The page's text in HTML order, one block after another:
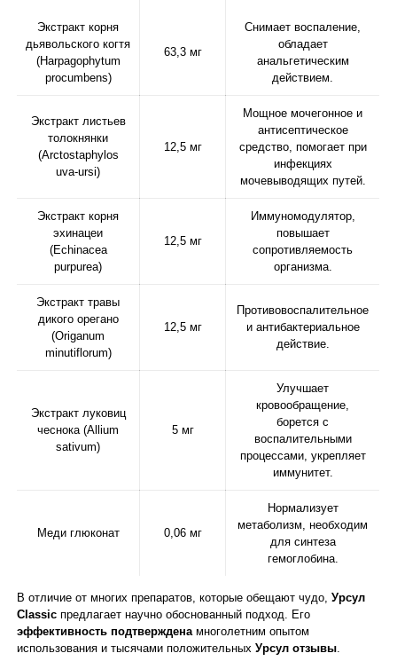
Экстракт корня
дьявольского когтя
(Harpagophytum
procumbens)
63,3 мг
Снимает воспаление,
обладает
анальгетическим
действием.
Экстракт листьев
толокнянки
(Arctostaphylos
uva-ursi)
12,5 мг
Мощное мочегонное и
антисептическое
средство, помогает при
инфекциях
мочевыводящих путей.
Экстракт корня
эхинацеи
(Echinacea
purpurea)
12,5 мг
Иммуномодулятор,
повышает
сопротивляемость
организма.
Экстракт травы
дикого орегано
(Origanum
minutiflorum)
12,5 мг
Противовоспалительное
и антибактериальное
действие.
Экстракт луковиц
чеснока (Allium
sativum)
5 мг
Улучшает
кровообращение,
борется с
воспалительными
процессами, укрепляет
иммунитет.
Меди глюконат 0,06 мг
Нормализует
метаболизм, необходим
для синтеза
гемоглобина.
В отличие от многих препаратов, которые обещают чудо,Урсул
Classic предлагает научно обоснованный подход. Его
эффективность подтверждена многолетним опытом
использования и тысячами положительныхУрсул отзывы